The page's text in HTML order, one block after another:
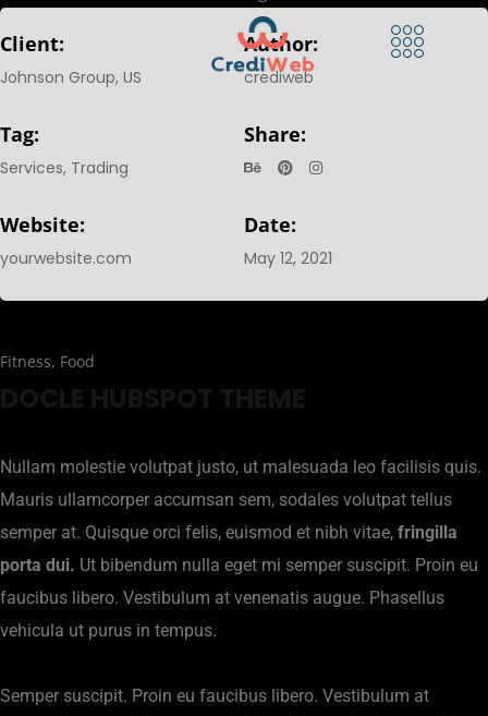
Client:
Johnson Group, US
Author:
crediweb
Tag:
Services, Trading
Share:
Website:
yourwebsite.com
Date:
May 12, 2021
Fitness, Food
Nullam molestie volutpat justo, ut malesuada leo facilisis quis.
Mauris ullamcorper accumsan sem, sodales volutpat tellus
semper at. Quisque orci felis, euismod et nibh vitae, fringilla
porta dui. Ut bibendum nulla eget mi semper suscipit. Proin eu
faucibus libero. Vestibulum at venenatis augue. Phasellus
vehicula ut purus in tempus.
Semper suscipit. Proin eu faucibus libero. Vestibulum at